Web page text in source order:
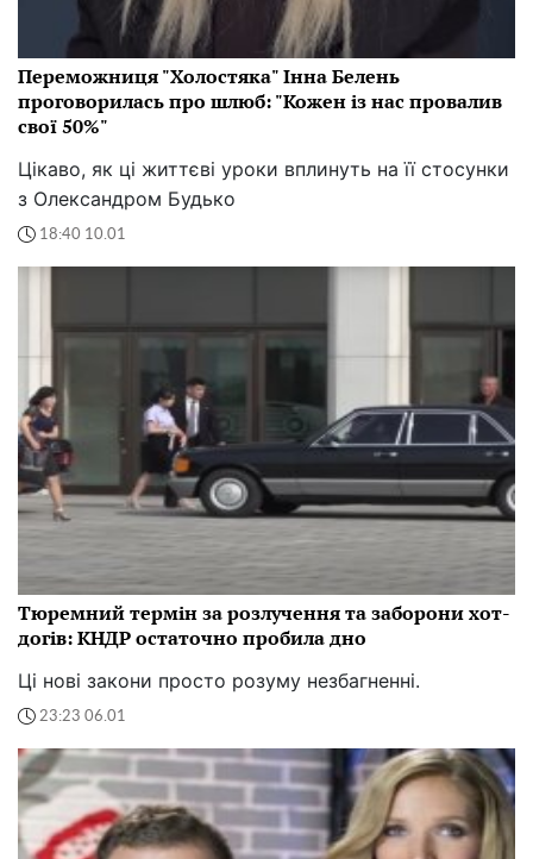
Переможниця "Холостяка" Інна Белень
проговорилась про шлюб: "Кожен із нас провалив
свої 50%"
Цікаво, як ці життєві уроки вплинуть на її стосунки
з Олександром Будько
18:40 10.01
Тюремний термін за розлучення та заборони хот-
догів: КНДР остаточно пробила дно
Ці нові закони просто розуму незбагненні.
23:23 06.01